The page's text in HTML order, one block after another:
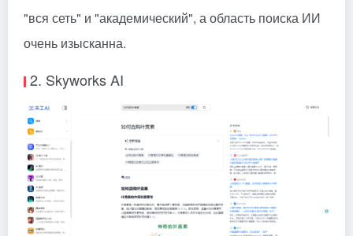
"вся сеть" и "академический", а область поиска ИИ
очень изысканна.
2. Skyworks AI